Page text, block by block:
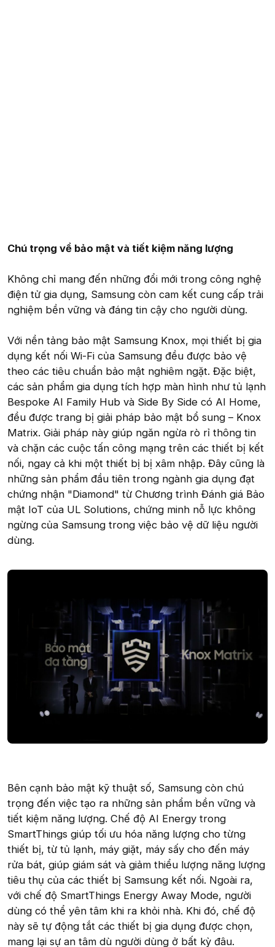
Chú trọng về bảo mật và tiết kiệm năng lượng
Không chỉ mang đến những đổi mới trong công nghệ
điện tử gia dụng, Samsung còn cam kết cung cấp trải
nghiệm bền vững và đáng tin cậy cho người dùng.
Với nền tảng bảo mật Samsung Knox, mọi thiết bị gia
dụng kết nối Wi-Fi của Samsung đều được bảo vệ
theo các tiêu chuẩn bảo mật nghiêm ngặt. Đặc biệt,
các sản phẩm gia dụng tích hợp màn hình như tủ lạnh
Bespoke AI Family Hub và Side By Side có AI Home,
đều được trang bị giải pháp bảo mật bổ sung – Knox
Matrix. Giải pháp này giúp ngăn ngừa rò rỉ thông tin
và chặn các cuộc tấn công mạng trên các thiết bị kết
nối, ngay cả khi một thiết bị bị xâm nhập. Đây cũng là
những sản phẩm đầu tiên trong ngành gia dụng đạt
chứng nhận "Diamond" từ Chương trình Đánh giá Bảo
mật IoT của UL Solutions, chứng minh nỗ lực không
ngừng của Samsung trong việc bảo vệ dữ liệu người
dùng.
Bên cạnh bảo mật kỹ thuật số, Samsung còn chú
trọng đến việc tạo ra những sản phẩm bền vững và
tiết kiệm năng lượng. Chế độ AI Energy trong
SmartThings giúp tối ưu hóa năng lượng cho từng
thiết bị, từ tủ lạnh, máy giặt, máy sấy cho đến máy
rửa bát, giúp giám sát và giảm thiểu lượng năng lượng
tiêu thụ của các thiết bị Samsung kết nối. Ngoài ra,
với chế độ SmartThings Energy Away Mode, người
dùng có thể yên tâm khi ra khỏi nhà. Khi đó, chế độ
này sẽ tự động tắt các thiết bị gia dụng được chọn,
mang lại sự an tâm dù người dùng ở bất kỳ đâu.